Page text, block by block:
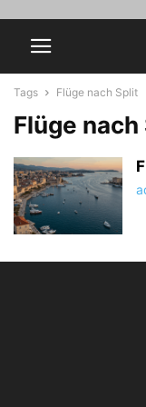
Tags Flüge nach Split
Flüge nach